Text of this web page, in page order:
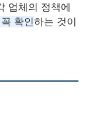
업체의 정책에
확인하는 것이